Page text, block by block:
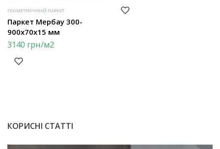
ГЕОМЕТРИЧНИЙ ПАРКЕТ
Паркет Мербау 300-
900х70х15 мм
3140 грн/м2
КОРИСНІ СТАТТІ